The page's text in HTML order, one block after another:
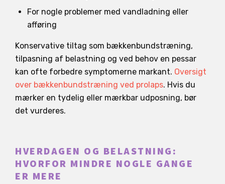
For nogle problemer med vandladning eller
afføring
Konservative tiltag som bækkenbundstræning,
tilpasning af belastning og ved behov en pessar
kan ofte forbedre symptomerne markant. Oversigt
over bækkenbundstræning ved prolaps. Hvis du
mærker en tydelig eller mærkbar udposning, bør
det vurderes.
HVERDAGEN OG BELASTNING:
HVORFOR MINDRE NOGLE GANGE
ER MERE